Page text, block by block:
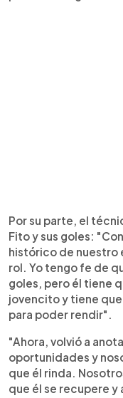
Por su parte, el
Fito y sus goles:
histórico de nuestro
rol. Yo tengo fe de
goles, pero él tiene
jovencito y tiene
para poder rendir".
"Ahora, volvió a
oportunidades y
que él rinda.
que él se recupere y